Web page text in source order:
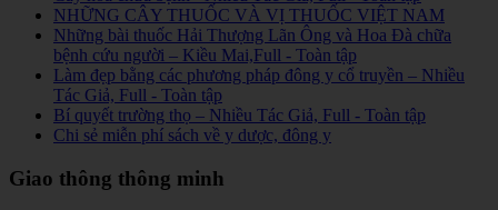
NHỮNG CÂY THUỐC VÀ VỊ THUỐC VIỆT NAM
Những bài thuốc Hải Thượng Lãn Ông và Hoa Đà chữa
bệnh cứu người – Kiều Mai,Full - Toàn tập
Làm đẹp bằng các phương pháp đông y cổ truyền – Nhiều
Tác Giả, Full - Toàn tập
Bí quyết trường thọ – Nhiều Tác Giả, Full - Toàn tập
Chi sẻ miễn phí sách về y dược, đông y
Giao thông thông minh